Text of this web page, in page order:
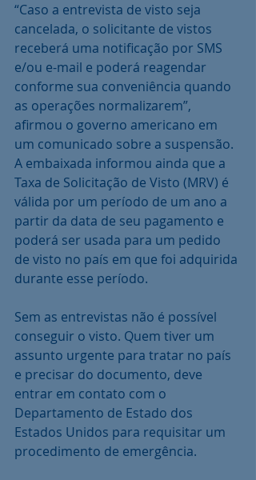
“Caso a entrevista de visto seja
cancelada, o solicitante de vistos
receberá uma notificação por SMS
e/ou e-mail e poderá reagendar
conforme sua conveniência quando
as operações normalizarem”,
afirmou o governo americano em
um comunicado sobre a suspensão.
A embaixada informou ainda que a
Taxa de Solicitação de Visto (MRV) é
válida por um período de um ano a
partir da data de seu pagamento e
poderá ser usada para um pedido
de visto no país em que foi adquirida
durante esse período.
Sem as entrevistas não é possível
conseguir o visto. Quem tiver um
assunto urgente para tratar no país
e precisar do documento, deve
entrar em contato com o
Departamento de Estado dos
Estados Unidos para requisitar um
procedimento de emergência.